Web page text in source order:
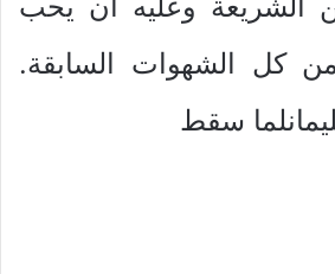
كل الشهوات السابقة.
سقط